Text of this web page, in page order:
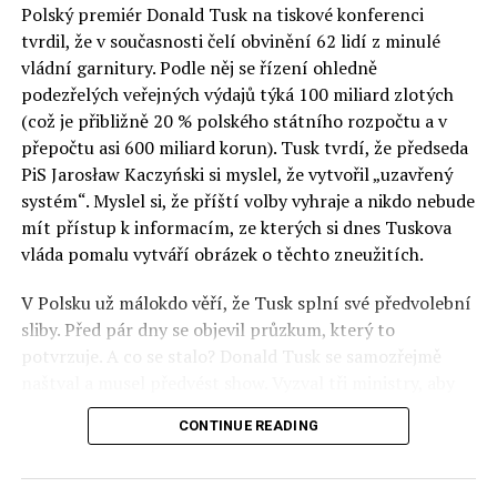
Otázky spojené s vývojem umělé inteligence budou na
fóru AI zvláště diskutovanou oblastí. Fórum AI bude
zahrnovat vyhrazenou tematickou trať skládající se z
panelů, prezentací, workshopů a speciálních akcí.
Budou diskutovány klíčové otázky vlivu umělé
inteligence ve společnosti, ale i v sektoru veřejných a
komerčních služeb. Budou se diskutovat problémy a
výzvy, kterým bude muset trh čelit tváří v tvář zásadním
technologickým změnám. Účastníci fóra také zváží, do
technologií umělé inteligence v mnoha oblastech života
umožní Evropské unii obnovit konkurenceschopnost ve
vztahu ke globálním ekonomikám a nutnosti zajistit
Polský premiér Donald Tusk na tiskové konferenci
tvrdil, že v současnosti čelí obvinění 62 lidí z minulé
vládní garnitury. Podle něj se řízení ohledně
podezřelých veřejných výdajů týká 100 miliard zlotých
(což je přibližně 20 % polského státního rozpočtu a v
přepočtu asi 600 miliard korun). Tusk tvrdí, že předseda
PiS Jarosław Kaczyński si myslel, že vytvořil „uzavřený
systém“. Myslel si, že příští volby vyhraje a nikdo nebude
mít přístup k informacím, ze kterých si dnes Tuskova
vláda pomalu vytváří obrázek o těchto zneužitích.
V Polsku už málokdo věří, že Tusk splní své předvolební
sliby. Před pár dny se objevil průzkum, který to
potvrzuje. A co se stalo? Donald Tusk se samozřejmě
před kamerami podepsali dohodu o stíhání členů PiS, a
ti poslušně ono divadlo předvedli. Andrzej Domański
CONTINUE READING